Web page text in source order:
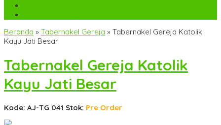
Beranda » Tabernakel Gereja » Tabernakel Gereja Katolik
Kayu Jati Besar
Tabernakel Gereja Katolik
Kayu Jati Besar
Kode: AJ-TG 041 Stok: Pre Order